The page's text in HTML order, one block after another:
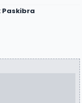
Paskibra